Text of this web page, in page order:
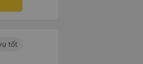
tốt